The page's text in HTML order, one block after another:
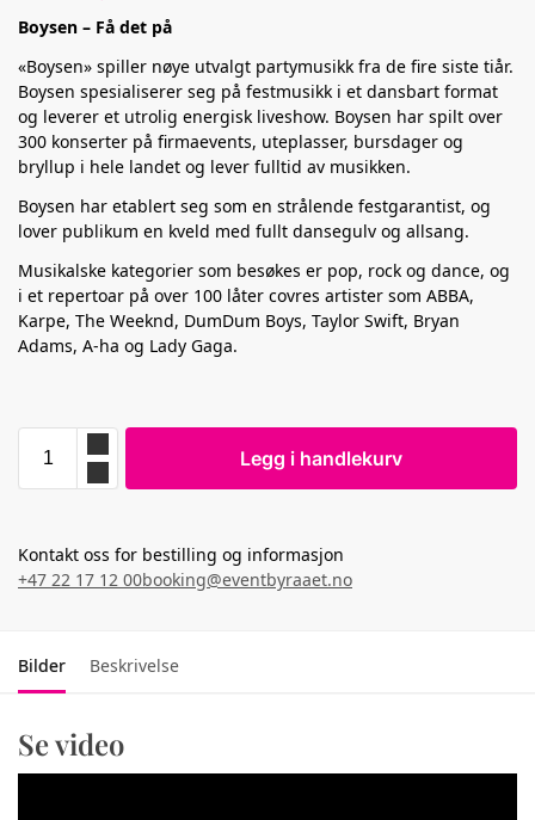
Boysen – Få det på
«Boysen» spiller nøye utvalgt partymusikk fra de fire siste tiår.
Boysen spesialiserer seg på festmusikk i et dansbart format
og leverer et utrolig energisk liveshow. Boysen har spilt over
300 konserter på firmaevents, uteplasser, bursdager og
bryllup i hele landet og lever fulltid av musikken.
Boysen har etablert seg som en strålende festgarantist, og
lover publikum en kveld med fullt dansegulv og allsang.
Musikalske kategorier som besøkes er pop, rock og dance, og
i et repertoar på over 100 låter covres artister som ABBA,
Karpe, The Weeknd, DumDum Boys, Taylor Swift, Bryan
Adams, A-ha og Lady Gaga.
Legg i handlekurv
Kontakt oss for bestilling og informasjon
+47 22 17 12 00booking@eventbyraaet.no
Bilder Beskrivelse
Se video